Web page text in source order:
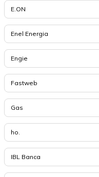
E.ON
Enel Energia
Engie
Fastweb
Gas
ho.
IBL Banca